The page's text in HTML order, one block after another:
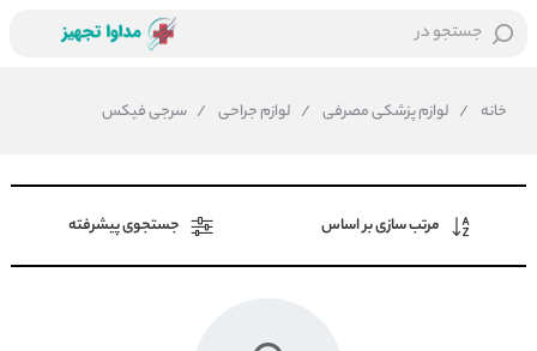
جستجو در
خانه / لوازم پزشکی مصرفی / لوازم جراحی / سرجی فیکس
مرتب سازی بر اساس جستجوی پیشرفته